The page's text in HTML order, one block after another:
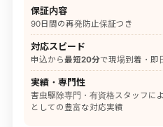
保証内容
90日間の再発防止保証つき
対応スピード
申込から最短20分で現場到着・即
実績・専門性
害虫駆除専門・有資格スタッフに
としての豊富な対応実績